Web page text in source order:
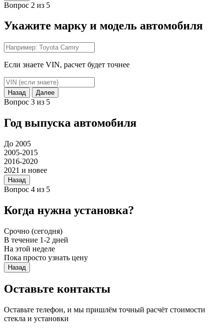
Вопрос 2 из 5
Укажите марку и модель автомобиля
Если знаете VIN, расчет будет точнее
Назад Далее
Вопрос 3 из 5
Год выпуска автомобиля
До 2005
2005-2015
2016-2020
2021 и новее
Назад
Вопрос 4 из 5
Когда нужна установка?
Срочно (сегодня)
В течение 1-2 дней
На этой неделе
Пока просто узнать цену
Назад
Оставьте контакты
Оставьте телефон, и мы пришлём точный расчёт стоимости
стекла и установки